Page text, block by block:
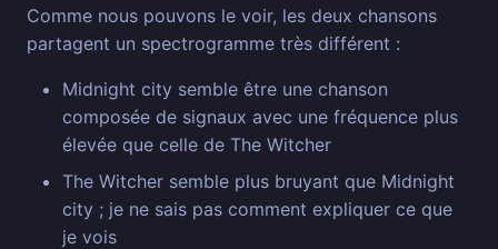
Comme nous pouvons le voir, les deux chansons
partagent un spectrogramme très différent :
Midnight city semble être une chanson
composée de signaux avec une fréquence plus
élevée que celle de The Witcher
The Witcher semble plus bruyant que Midnight
city ; je ne sais pas comment expliquer ce que
je vois